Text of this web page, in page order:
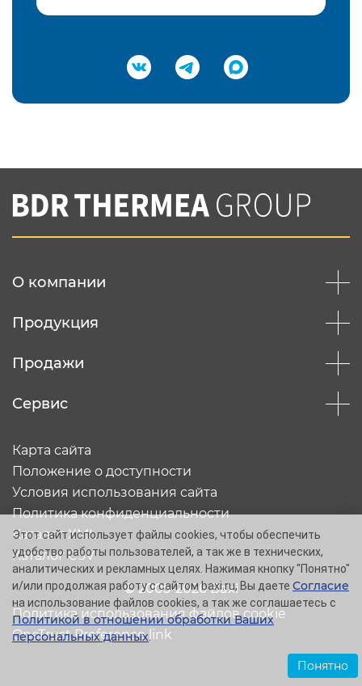
Подтвердить e-mail
Вы соглашаетесь с нашей политикой
конфеденциальности
О компании
Продукция
Продажи
Сервис
© 2005-2026 Baxi
Карта сайта
Положение о доступности
Условия использования сайта
Политика конфиденциальности
Каталог XML
Каталог CSV
Политика использования файлов cookie
OneTrust Preference link
Этот сайт использует файлы cookies, чтобы обеспечить
удобство работы пользователей, а так же в технических,
аналитических и рекламных целях. Нажимая кнопку "Понятно"
и/или продолжая работу с сайтом baxi.ru, Вы даете Согласие
на использование файлов cookies, а так же соглашаетесь с
Политикой в отношении обработки Ваших
персональных данных.
Понятно